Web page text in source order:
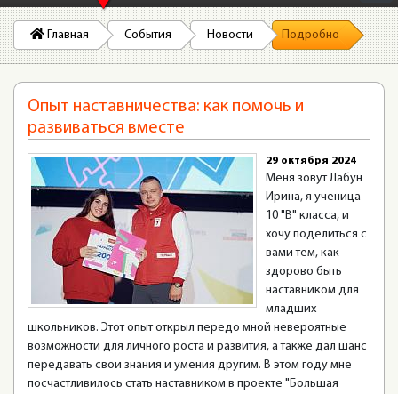
Главная События Новости Подробно
Опыт наставничества: как помочь и
развиваться вместе
29 октября 2024
Меня зовут Лабун
Ирина, я ученица
10 "В" класса, и
хочу поделиться с
вами тем, как
здорово быть
наставником для
младших
школьников. Этот опыт открыл передо мной невероятные
возможности для личного роста и развития, а также дал шанс
передавать свои знания и умения другим. В этом году мне
посчастливилось стать наставником в проекте "Большая